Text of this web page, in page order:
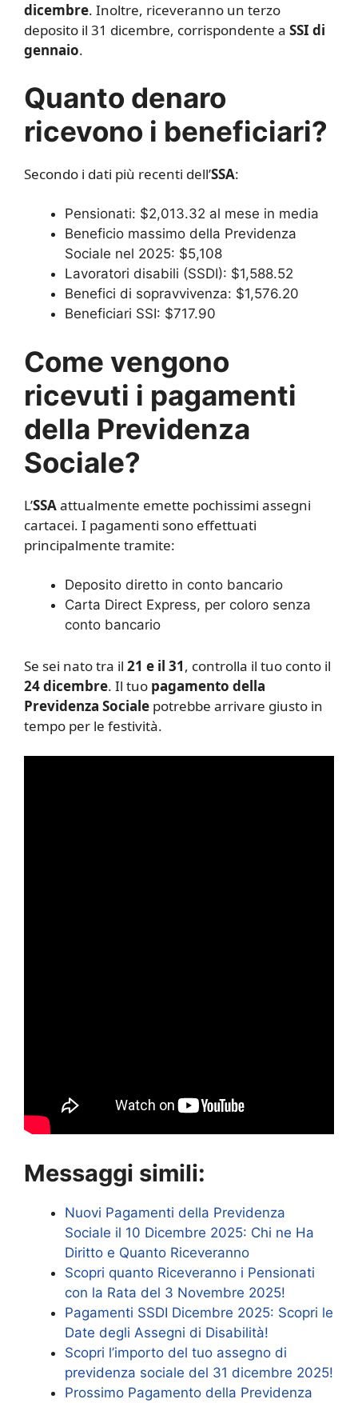
dicembre. Inoltre, riceveranno un terzo
deposito il 31 dicembre, corrispondente a SSI di
gennaio.
Quanto denaro
ricevono i beneficiari?
Secondo i dati più recenti dell’SSA:
Pensionati: $2,013.32 al mese in media
Beneficio massimo della Previdenza
Sociale nel 2025: $5,108
Lavoratori disabili (SSDI): $1,588.52
Benefici di sopravvivenza: $1,576.20
Beneficiari SSI: $717.90
Come vengono
ricevuti i pagamenti
della Previdenza
Sociale?
L’SSAattualmente emette pochissimi assegni
cartacei. I pagamenti sono effettuati
principalmente tramite:
Deposito diretto in conto bancario
Carta Direct Express, per coloro senza
conto bancario
Se sei nato tra il 21 e il 31, controlla il tuo conto il
24 dicembre. Il tuo pagamento della
Previdenza Sociale potrebbe arrivare giusto in
tempo per le festività.
Messaggi simili:
Nuovi Pagamenti della Previdenza
Sociale il 10 Dicembre 2025: Chi ne Ha
Diritto e Quanto Riceveranno
Scopri quanto Riceveranno i Pensionati
con la Rata del 3 Novembre 2025!
Pagamenti SSDI Dicembre 2025: Scopri le
Date degli Assegni di Disabilità!
Scopri l’importo del tuo assegno di
previdenza sociale del 31 dicembre 2025!
Prossimo Pagamento della Previdenza